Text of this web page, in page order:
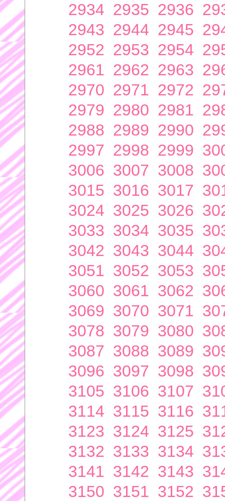
2934 2935 2936
2943 2944 2945
2952 2953 2954
2961 2962 2963
2970 2971 2972
2979 2980 2981
2988 2989 2990
2997 2998 2999
3006 3007 3008
3015 3016 3017
3024 3025 3026
3033 3034 3035
3042 3043 3044
3051 3052 3053
3060 3061 3062
3069 3070 3071
3078 3079 3080
3087 3088 3089
3096 3097 3098
3105 3106 3107
3114 3115 3116
3123 3124 3125
3132 3133 3134
3141 3142 3143
3150 3151 3152